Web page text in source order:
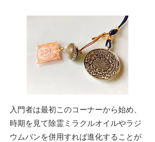
入門者は最初このコーナーから始め、
時期を見て除霊ミラクルオイルやラジ
ウムバンを併用すれば進化することが